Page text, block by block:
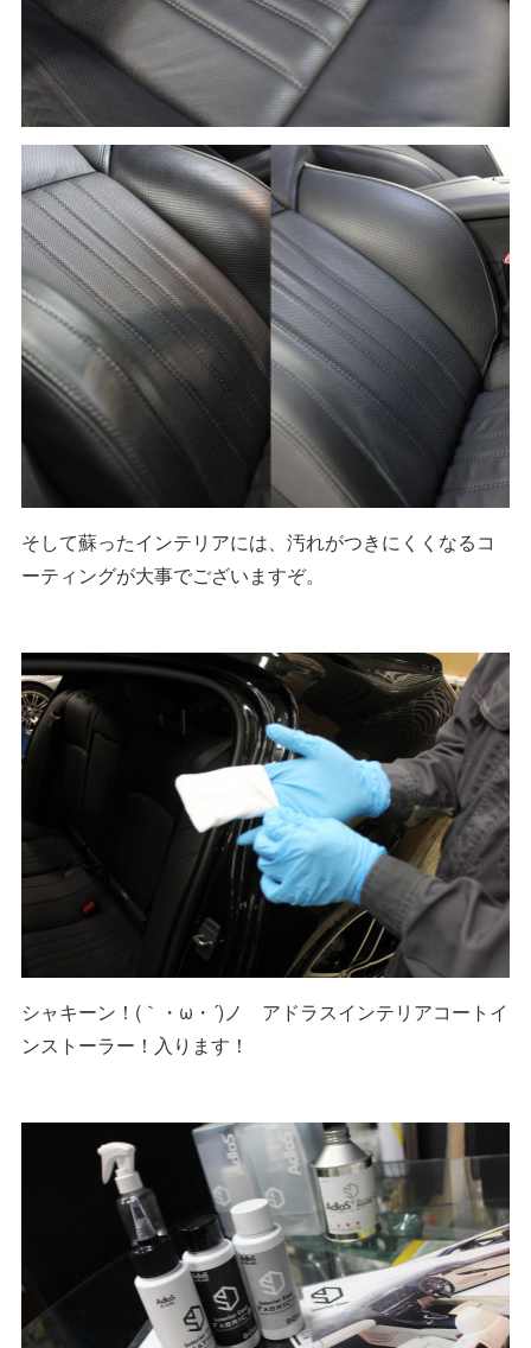
そして蘇ったインテリアには、汚れがつきにくくなるコ
ーティングが大事でございますぞ。
シャキーン！(｀・ω・´)ノ アドラスインテリアコートイ
ンストーラー！入ります！